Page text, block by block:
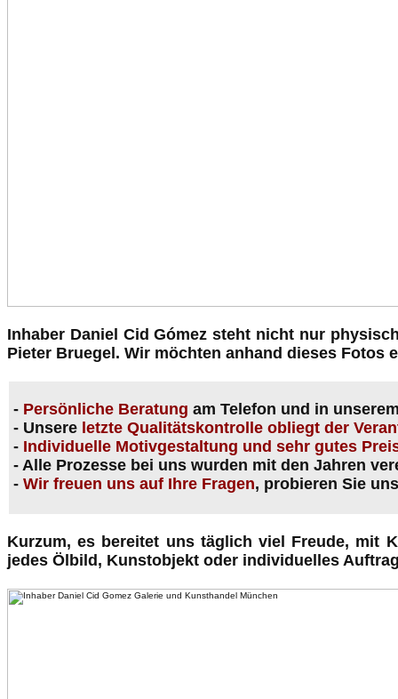
Inhaber Daniel Cid Gómez steht nicht nur
Pieter Bruegel. Wir möchten anhand dieses Fotos
- Persönliche Beratung am Telefon und in
- Unsere letzte Qualitätskontrolle obliegt der
- Individuelle Motivgestaltung und sehr gutes
- Alle Prozesse bei uns wurden mit den Jahren
- Wir freuen uns auf Ihre Fragen, probieren Sie
Kurzum, es bereitet uns täglich viel Freude, mit
jedes Ölbild, Kunstobjekt oder individuelles